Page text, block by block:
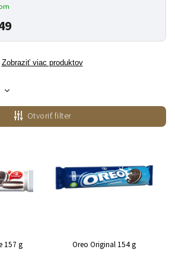
Zobraziť viac produktov
Otvoriť filter
157 g Oreo Original 154 g